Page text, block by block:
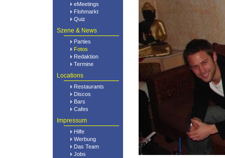
eMeetings
Flohmarkt
Quiz
Szene & News
Parties
Fotos
Redaktion
Termine
Locations
Restaurants
Discos
Bars
Cafes
Impressum
Hilfe
Werbung
Das Team
Jobs